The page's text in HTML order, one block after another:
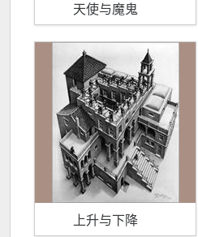
天使与魔鬼
上升与下降